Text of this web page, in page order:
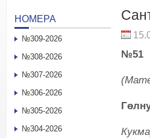
№51
НОМЕРА
№309-2026
№308-2026
№307-2026
№306-2026
№305-2026
№304-2026